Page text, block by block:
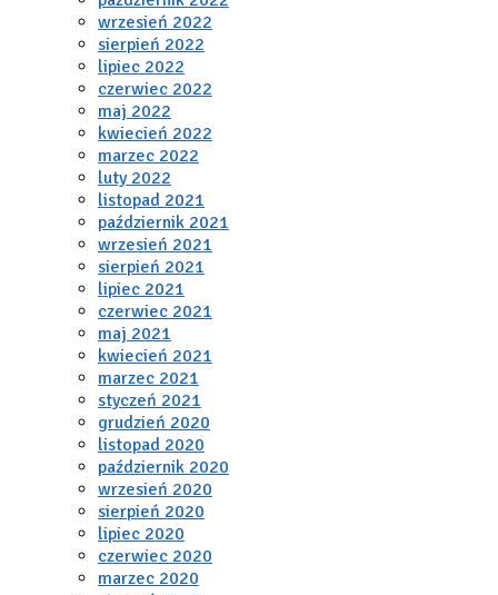
wrzesień 2022
sierpień 2022
lipiec 2022
czerwiec 2022
maj 2022
kwiecień 2022
marzec 2022
luty 2022
listopad 2021
październik 2021
wrzesień 2021
sierpień 2021
lipiec 2021
czerwiec 2021
maj 2021
kwiecień 2021
marzec 2021
styczeń 2021
grudzień 2020
listopad 2020
październik 2020
wrzesień 2020
sierpień 2020
lipiec 2020
czerwiec 2020
marzec 2020